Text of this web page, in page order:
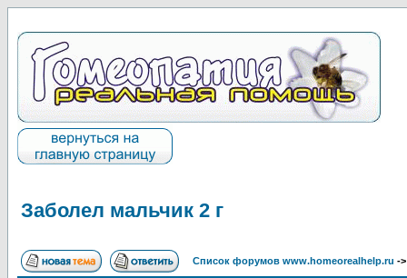
Заболел мальчик 2 г
Список форумов www.homeorealhelp.ru -